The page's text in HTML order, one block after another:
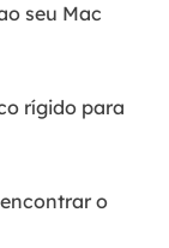
seu Mac
rígido para
o